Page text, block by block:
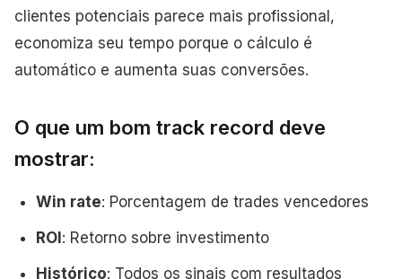
clientes potenciais parece mais profissional,
economiza seu tempo porque o cálculo é
automático e aumenta suas conversões.
O que um bom track record deve
mostrar:
Win rate: Porcentagem de trades vencedores
ROI: Retorno sobre investimento
Histórico: Todos os sinais com resultados